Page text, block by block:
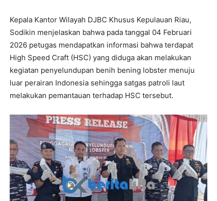
Kepala Kantor Wilayah DJBC Khusus Kepulauan Riau,
Sodikin menjelaskan bahwa pada tanggal 04 Februari
2026 petugas mendapatkan informasi bahwa terdapat
High Speed Craft (HSC) yang diduga akan melakukan
kegiatan penyelundupan benih bening lobster menuju
luar perairan Indonesia sehingga satgas patroli laut
melakukan pemantauan terhadap HSC tersebut.